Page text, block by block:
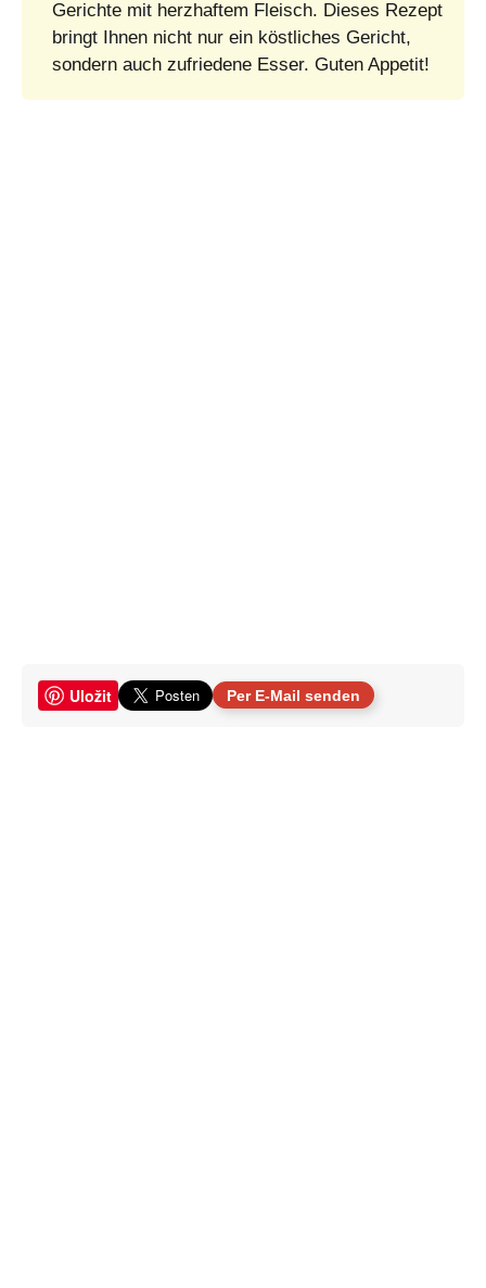
Gerichte mit herzhaftem Fleisch. Dieses Rezept
bringt Ihnen nicht nur ein köstliches Gericht,
sondern auch zufriedene Esser. Guten Appetit!
Uložit Per E-Mail senden